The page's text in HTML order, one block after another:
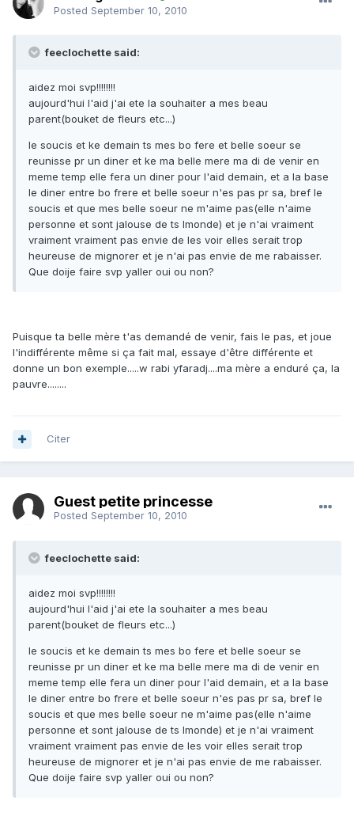
Posted September 10, 2010
feeclochette said:
aidez moi svp!!!!!!!!
aujourd'hui l'aid j'ai ete la souhaiter a mes beau
parent(bouket de fleurs etc...)
le soucis et ke demain ts mes bo fere et belle soeur se
reunisse pr un diner et ke ma belle mere ma di de venir en
meme temp elle fera un diner pour l'aid demain, et a la base
le diner entre bo frere et belle soeur n'es pas pr sa, bref le
soucis et que mes belle soeur ne m'aime pas(elle n'aime
personne et sont jalouse de ts lmonde) et je n'ai vraiment
vraiment vraiment pas envie de les voir elles serait trop
heureuse de mignorer et je n'ai pas envie de me rabaisser.
Que doije faire svp yaller oui ou non?
Puisque ta belle mère t'as demandé de venir, fais le pas, et joue
l'indifférente même si ça fait mal, essaye d'être différente et
donne un bon exemple.....w rabi yfaradj....ma mère a enduré ça, la
pauvre........
Citer
Guest petite princesse
Posted September 10, 2010
feeclochette said:
aidez moi svp!!!!!!!!
aujourd'hui l'aid j'ai ete la souhaiter a mes beau
parent(bouket de fleurs etc...)
le soucis et ke demain ts mes bo fere et belle soeur se
reunisse pr un diner et ke ma belle mere ma di de venir en
meme temp elle fera un diner pour l'aid demain, et a la base
le diner entre bo frere et belle soeur n'es pas pr sa, bref le
soucis et que mes belle soeur ne m'aime pas(elle n'aime
personne et sont jalouse de ts lmonde) et je n'ai vraiment
vraiment vraiment pas envie de les voir elles serait trop
heureuse de mignorer et je n'ai pas envie de me rabaisser.
Que doije faire svp yaller oui ou non?